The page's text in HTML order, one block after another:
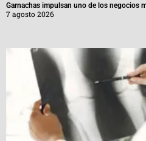
Garnachas impulsan uno de los negocios
7 agosto 2026